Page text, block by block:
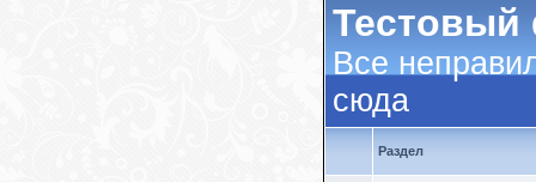
Все
сюда
Раздел